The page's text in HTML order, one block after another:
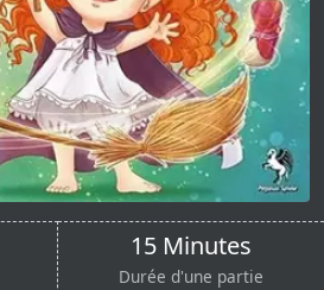
15 Minutes
Durée d'une partie